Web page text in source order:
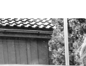
innhold